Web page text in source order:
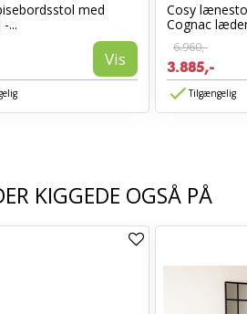
med
...
Vis
Cosy
Cognac
6.960,-
3.885,-
Tilgængelig
KIGGEDE OGSÅ PÅ